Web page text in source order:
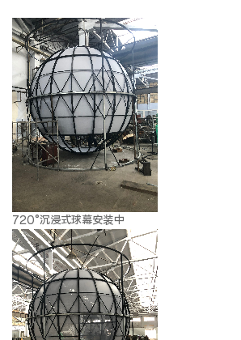
720°沉浸式球幕安装中